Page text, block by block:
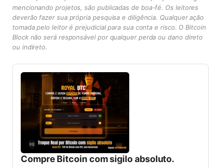
mencionando projetos, são publicadas de boa-fé. Os leitores
deverão fazer sua própria pesquisa e diligência. Qualquer ação
tomada pelo leitor é prejudicial para sua conta e risco. O Bitcoin
Block não será responsável por qualquer perda ou dano direto
ou indireto.
Compre Bitcoin com sigilo absoluto.